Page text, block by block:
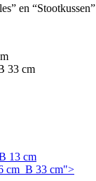
en “Stootkussen”
33 cm
13 cm
cm B 33 cm">